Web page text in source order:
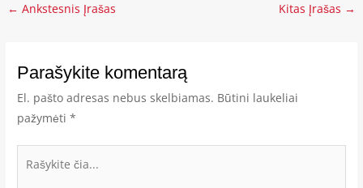
← Ankstesnis Įrašas Kitas Įrašas →
Parašykite komentarą
El. pašto adresas nebus skelbiamas. Būtini laukeliai
pažymėti*